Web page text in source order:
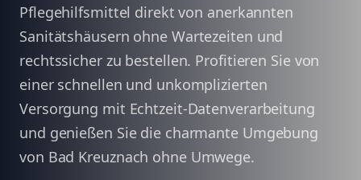
Pflegehilfsmittel direkt von anerkannten
Sanitätshäusern ohne Wartezeiten und
rechtssicher zu bestellen. Profitieren Sie von
einer schnellen und unkomplizierten
Versorgung mit Echtzeit-Datenverarbeitung
und genießen Sie die charmante Umgebung
von Bad Kreuznach ohne Umwege.